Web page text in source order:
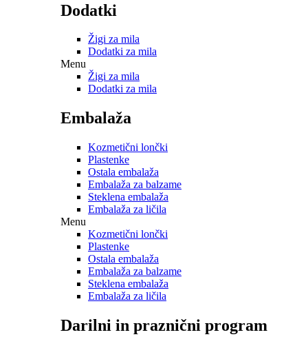
Dodatki
Žigi za mila
Dodatki za mila
Menu
Žigi za mila
Dodatki za mila
Embalaža
Kozmetični lončki
Plastenke
Ostala embalaža
Embalaža za balzame
Steklena embalaža
Embalaža za ličila
Menu
Kozmetični lončki
Plastenke
Ostala embalaža
Embalaža za balzame
Steklena embalaža
Embalaža za ličila
Darilni in praznični program